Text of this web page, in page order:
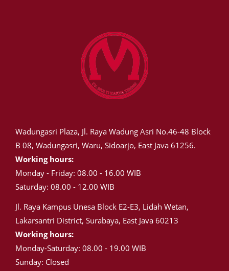
Wadungasri Plaza, Jl. Raya Wadung Asri No.46-48 Block
B 08, Wadungasri, Waru, Sidoarjo, East Java 61256.
Working hours:
Monday - Friday: 08.00 - 16.00 WIB
Saturday: 08.00 - 12.00 WIB
Jl. Raya Kampus Unesa Block E2-E3, Lidah Wetan,
Lakarsantri District, Surabaya, East Java 60213
Working hours:
Monday-Saturday: 08.00 - 19.00 WIB
Sunday: Closed